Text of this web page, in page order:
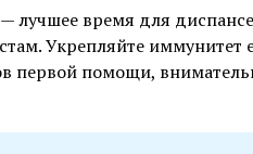
время для
Укрепляйте
первой помощи,